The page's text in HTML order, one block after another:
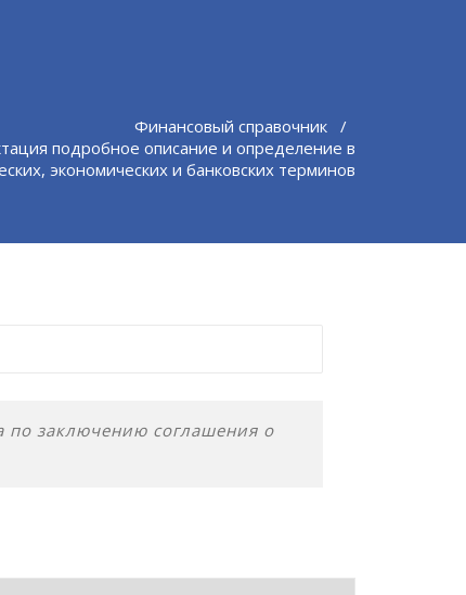
Финансовый справочник /
подробное описание и определение в
экономических и банковских терминов
по заключению соглашения о